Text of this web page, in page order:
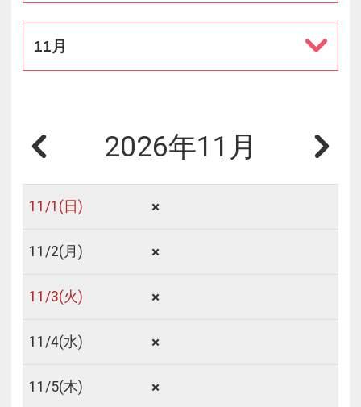
11月
2026年11月
11/1 (日) ×
11/2(月) ×
11/3(火) ×
11/4(水) ×
11/5(木) ×